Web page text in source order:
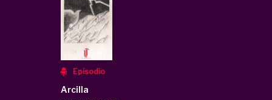
Episodio
Arcilla